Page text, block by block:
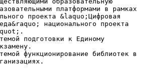
платформами в рамках
проекта &laquo;Цифровая
национального проекта
подготовки к Единому
функционирование библиотек в